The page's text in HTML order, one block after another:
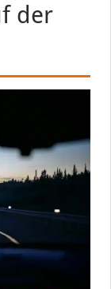
der